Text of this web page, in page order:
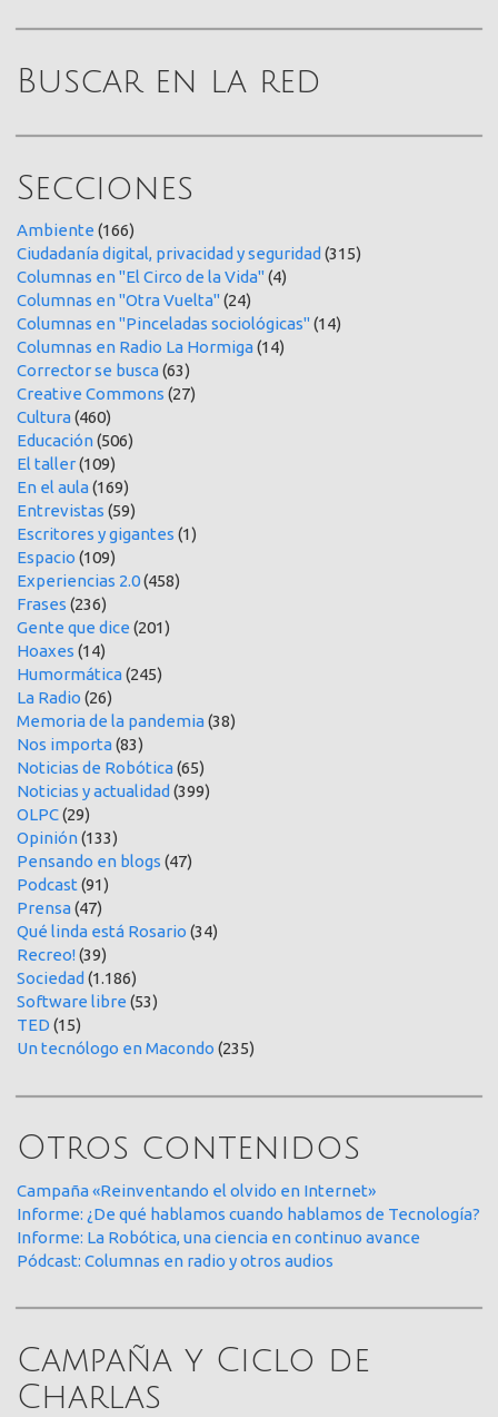
Buscar en la red
Secciones
Ambiente (166)
Ciudadanía digital, privacidad y seguridad (315)
Columnas en "El Circo de la Vida"(4)
Columnas en "Otra Vuelta"(24)
Columnas en "Pinceladas sociológicas"(14)
Columnas en Radio La Hormiga(14)
Corrector se busca(63)
Creative Commons (27)
Cultura(460)
Educación(506)
El taller(109)
En el aula(169)
Entrevistas (59)
Escritores y gigantes (1)
Espacio (109)
Experiencias 2.0(458)
Frases (236)
Gente que dice (201)
Hoaxes (14)
Humormática(245)
La Radio (26)
Memoria de la pandemia(38)
Nos importa(83)
Noticias de Robótica(65)
Noticias y actualidad (399)
OLPC(29)
Opinión(133)
Pensando en blogs (47)
Podcast(91)
Prensa(47)
Qué linda está Rosario (34)
Recreo!(39)
Sociedad (1.186)
Software libre (53)
TED (15)
Un tecnólogo en Macondo (235)
Otros contenidos
Campaña «Reinventando el olvido en Internet»
Informe: ¿De qué hablamos cuando hablamos de Tecnología?
Informe: La Robótica, una ciencia en continuo avance
Pódcast: Columnas en radio y otros audios
Campaña y Ciclo de
Charlas